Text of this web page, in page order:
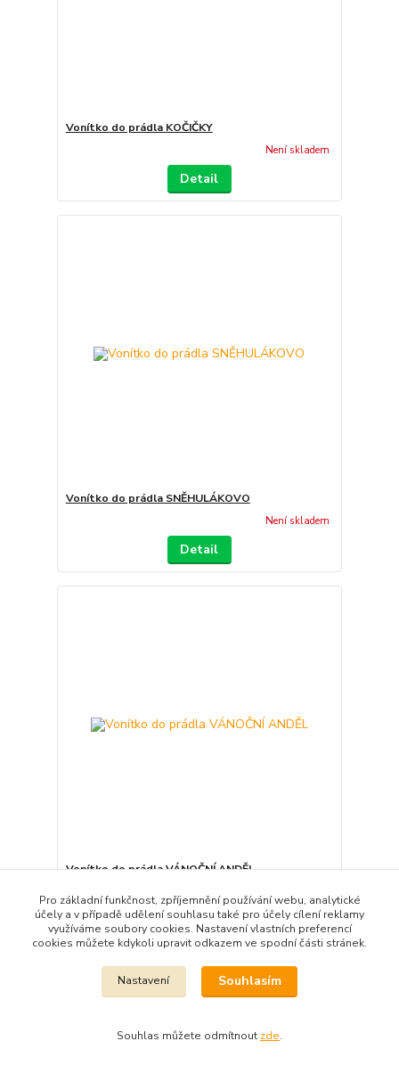
Vonítko do prádla KOČIČKY
Není skladem
Detail
Vonítko do prádla SNĚHULÁKOVO
Není skladem
Detail
Vonítko do prádla VÁNOČNÍ ANDĚL
Detail
Pro základní funkčnost, zpříjemnění používání webu, analytické
účely a v případě udělení souhlasu také pro účely cílení reklamy
využíváme soubory cookies. Nastavení vlastních preferencí
cookies můžete kdykoli upravit odkazem ve spodní části stránek.
Nastavení Souhlasím
Souhlas můžete odmítnout zde.